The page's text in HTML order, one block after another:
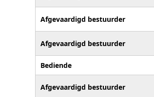
Afgevaardigd bestuurder
Afgevaardigd bestuurder
Bediende
Afgevaardigd bestuurder